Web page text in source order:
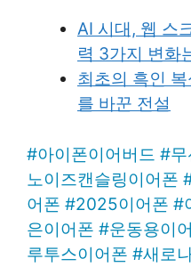
AI 시대, 웹 스
력 3가지 변화
최초의 흑인
를 바꾼 전설
#아이폰이어버드 #
노이즈캔슬링이어폰
어폰 #2025이어폰 #
은이어폰 #운동용이
루투스이어폰 #새로